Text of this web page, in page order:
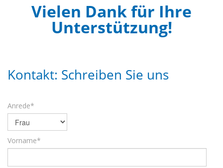
Vielen Dank für Ihre
Unterstützung!
Kontakt: Schreiben Sie uns